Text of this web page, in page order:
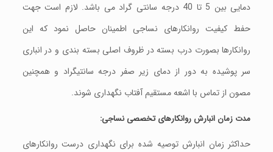
دمایی بین 5 تا 40 درجه سانتی گراد می باشد. لازم است جهت
حفط کیفیت روانکارهای نساجی اطمینان حاصل نمود که این
روانکارها بصورت درب بسته در ظروف اصلی بسته بندی و در انباری
سر پوشیده به دور از دمای زیر صفر درجه سانتیگراد و همچنین
مصون از تماس با اشعه مستقیم آفتاب نگهداری شوند.
مدت زمان انبارش روانکارهای تخصصی نساجی:
حداکثر زمان انبارش توصیه شده برای نگهداری درست روانکارهای